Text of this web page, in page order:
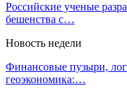
Российские ученые
бешенства с…
Новость недели
Финансовые пузыри,
геоэкономика:…